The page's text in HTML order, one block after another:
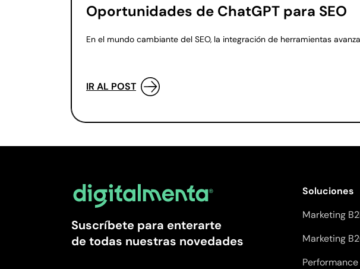
Oportunidades de ChatGPT para SEO
En el mundo cambiante del SEO, la integración de herramientas
IR AL POST
Suscríbete para enterarte
de todas nuestras novedades
Soluciones
Marketing
Marketing
Performance